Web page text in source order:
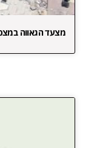
מצעד הגאווה